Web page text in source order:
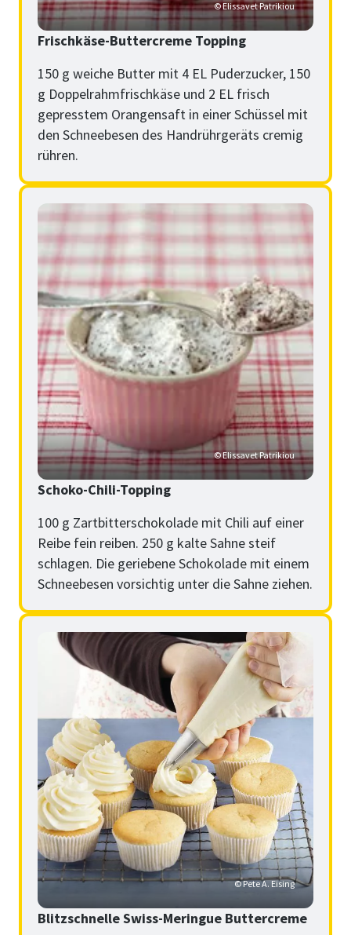
© Elissavet Patrikiou
Frischkäse-Buttercreme Topping
150 g weiche Butter mit 4 EL Puderzucker, 150
g Doppelrahmfrischkäse und 2 EL frisch
gepresstem Orangensaft in einer Schüssel mit
den Schneebesen des Handrührgeräts cremig
rühren.
© Elissavet Patrikiou
Schoko-Chili-Topping
100 g Zartbitterschokolade mit Chili auf einer
Reibe fein reiben. 250 g kalte Sahne steif
schlagen. Die geriebene Schokolade mit einem
Schneebesen vorsichtig unter die Sahne ziehen.
© Pete A. Eising
Blitzschnelle Swiss-Meringue Buttercreme